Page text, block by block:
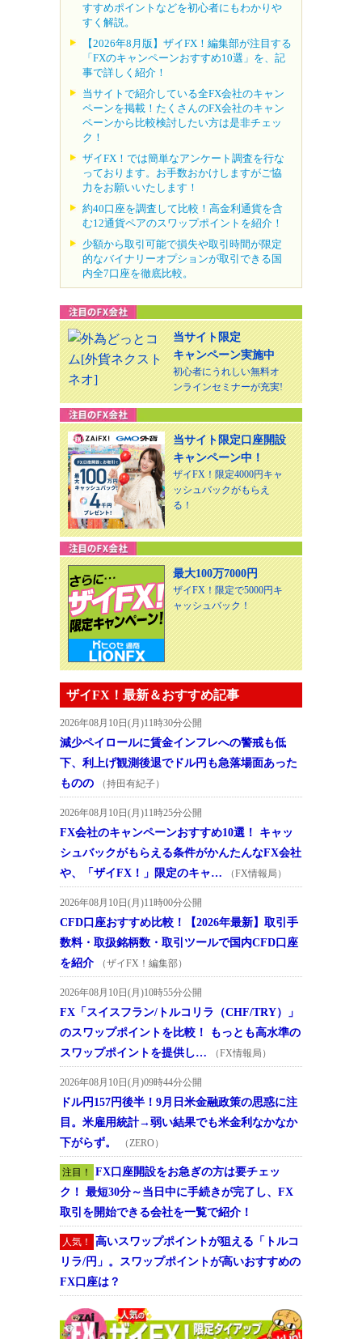
すすめポイントなどを初心者にもわかりや
すく解説。
【2026年8月版】ザイFX！編集部が注目する
「FXのキャンペーンおすすめ10選」を、記
事で詳しく紹介！
当サイトで紹介している全FX会社のキャン
ペーンを掲載！たくさんのFX会社のキャン
ペーンから比較検討したい方は是非チェッ
ク！
ザイFX！では簡単なアンケート調査を行な
っております。お手数おかけしますがご協
力をお願いいたします！
約40口座を調査して比較！高金利通貨を含
む12通貨ペアのスワップポイントを紹介！
少額から取引可能で損失や取引時間が限定
的なバイナリーオプションが取引できる国
内全7口座を徹底比較。
当サイト限定
キャンペーン実施中
初心者にうれしい無料オ
ンラインセミナーが充実!
当サイト限定口座開設
キャンペーン中！
ザイFX！限定4000円キャ
ッシュバックがもらえ
る！
最大100万7000円
ザイFX！限定で5000円キ
ャッシュバック！
ザイFX！最新＆おすすめ記事
2026年08月10日(月)11時30分公開
減少ペイロールに賃金インフレへの警戒も低
下、利上げ観測後退でドル円も急落場面あった
ものの
（持田有紀子）
2026年08月10日(月)11時25分公開
FX会社のキャンペーンおすすめ10選！ キャッ
シュバックがもらえる条件がかんたんなFX会社
や、「ザイFX！」限定のキャ…
（FX情報局）
2026年08月10日(月)11時00分公開
CFD口座おすすめ比較！【2026年最新】取引手
数料・取扱銘柄数・取引ツールで国内CFD口座
を紹介
（ザイFX！編集部）
2026年08月10日(月)10時55分公開
FX「スイスフラン/トルコリラ（CHF/TRY）」
のスワップポイントを比較！ もっとも高水準の
スワップポイントを提供し…
（FX情報局）
2026年08月10日(月)09時44分公開
ドル円157円後半！9月日米金融政策の思惑に注
目。米雇用統計→弱い結果でも米金利なかなか
下がらず。
（ZERO）
注目！
FX口座開設をお急ぎの方は要チェッ
ク！ 最短30分～当日中に手続きが完了し、FX
取引を開始できる会社を一覧で紹介！
人気！
高いスワップポイントが狙える「トルコ
リラ/円」。スワップポイントが高いおすすめの
FX口座は？